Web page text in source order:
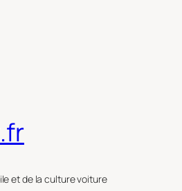
et de la culture voiture